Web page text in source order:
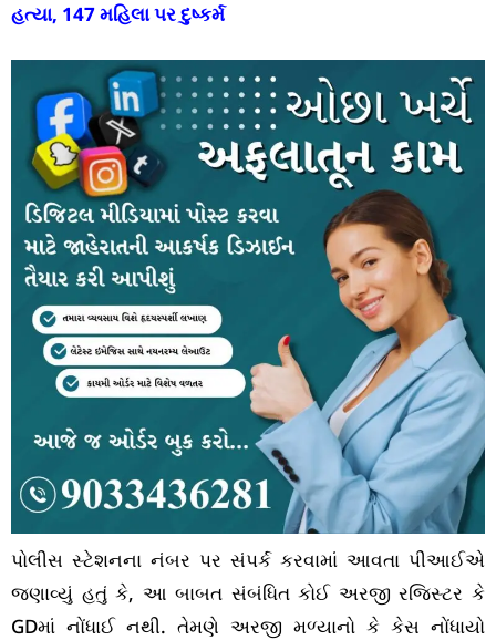
હત્યા, 147 મહિલા પર દુષ્કર્મ
પોલીસ સ્ટેશનના નંબર પર સંપર્ક કરવામાં આવતા પીઆઈએ
જણાવ્યું હતું કે, આ બાબત સંબંધિત કોઈ અરજી રજિસ્ટર કે
GDમાં નોંધાઈ નથી. તેમણે અરજી મળ્યાનો કે કેસ નોંધાયો